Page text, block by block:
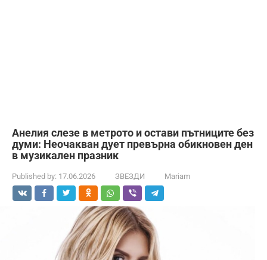
Анелия слезе в метрото и остави пътниците без
думи: Неочакван дует превърна обикновен ден
в музикален празник
Published by: 17.06.2026 ЗВЕЗДИ Mariam